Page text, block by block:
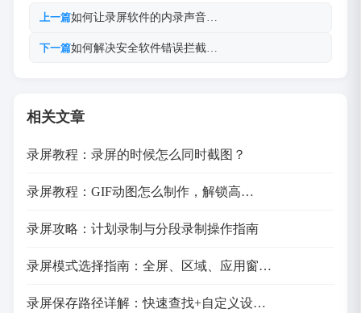
上一篇如何让录屏软件的内录声音…
下一篇如何解决安全软件错误拦截…
相关文章
录屏教程：录屏的时候怎么同时截图？
录屏教程：GIF动图怎么制作，解锁高…
录屏攻略：计划录制与分段录制操作指南
录屏模式选择指南：全屏、区域、应用窗…
录屏保存路径详解：快速查找+自定义设…